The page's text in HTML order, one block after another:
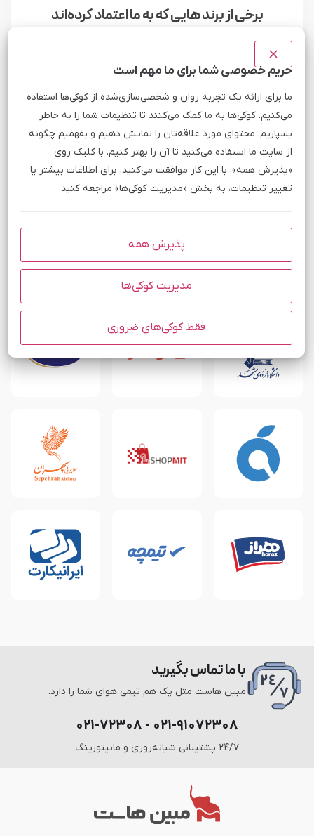
برخی از برند هایی که به ما اعتماد کرده‌اند
فراز نتورک
و دانش فنی نیروهای فنی مبین هاست به
است که نمیتوان از آن ایرادی گرفت، همچنین از
قابل تامل قیمت مناسب و کیفیت بالای خدمات این
پاسخگویی
پهنای باند
شاخص هایی
با ما تماس بگیرید
مبین هاست مثل یک هم تیمی هوای شما را دارد.
۰۲۱-۹۱۰۷۲۳۰۸ - ۰۲۱-۷۲۳۰۸
۲۴/۷ پشتیبانی شبانه‌روزی و مانیتورینگ
حریم خصوصی شما برای ما مهم است
ما برای ارائه یک تجربه روان و شخصی‌سازی‌شده از کوکی‌ها استفاده
می‌کنیم. کوکی‌ها به ما کمک می‌کنند تا تنظیمات شما را به خاطر
بسپاریم، محتوای مورد علاقه‌تان را نمایش دهیم و بفهمیم چگونه
از سایت ما استفاده می‌کنید تا آن را بهتر کنیم. با کلیک روی
«پذیرش همه»، با این کار موافقت می‌کنید. برای اطلاعات بیشتر یا
تغییر تنظیمات، به بخش «مدیریت کوکی‌ها» مراجعه کنید
پذیرش همه
مدیریت کوکی‌ها
فقط کوکی‌های ضروری